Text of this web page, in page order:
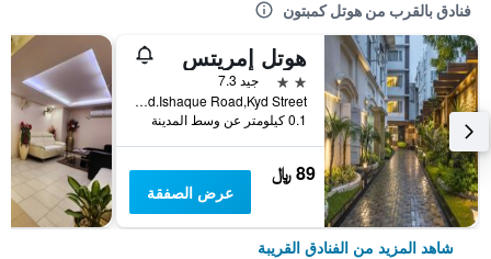
فنادق بالقرب من هوتل كمبتون
هوتل إمريتس
2 نجمتين
جيد 7.3
No.11/1, Dr.Md.Ishaque Road,Kyd Street, كولكاتا, الهند
0.1 كيلومتر عن وسط المدينة
89 ﷼
عرض الصفقة
شاهد المزيد من الفنادق القريبة